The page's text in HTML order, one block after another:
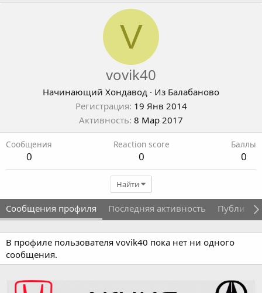
V
vovik40
Начинающий Хондавод · Из Балабаново
Регистрация 19 Янв 2014
Активность 8 Мар 2017
Сообщения
0
Reaction score
0
Баллы
0
Найти
Сообщения профиля Последняя активность
В профиле пользователя vovik40 пока нет ни одного
сообщения.